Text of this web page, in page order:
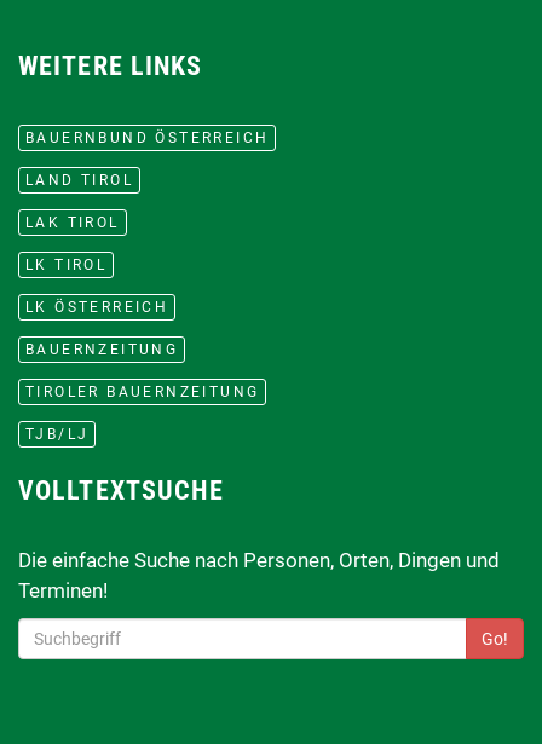
WEITERE LINKS
BAUERNBUND ÖSTERREICH
LAND TIROL
LAK TIROL
LK TIROL
LK ÖSTERREICH
BAUERNZEITUNG
TIROLER BAUERNZEITUNG
TJB/LJ
VOLLTEXTSUCHE
Die einfache Suche nach Personen, Orten, Dingen und
Terminen!
Go!